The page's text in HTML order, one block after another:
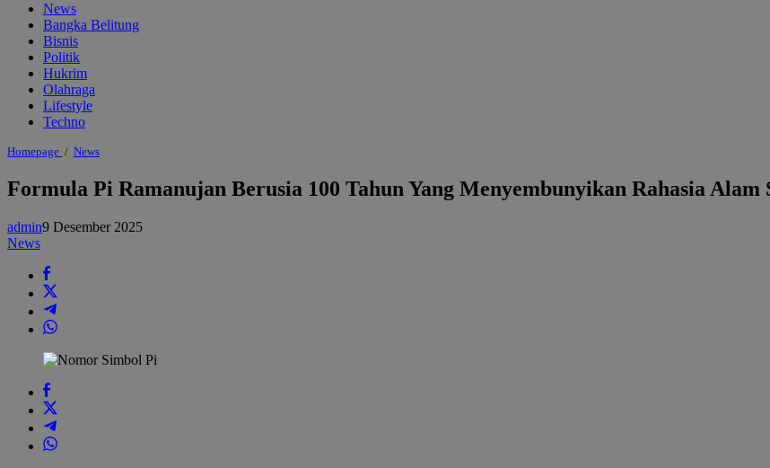
News
Bangka Belitung
Bisnis
Politik
Hukrim
Olahraga
Lifestyle
Techno
Homepage / NewsFormula
Ramanujan
Berusia
Tahun
Formula Pi Ramanujan Berusia 100 Tahun Yang Menyembunyikan Rahasia Alam
admin9 Desember 2025
News